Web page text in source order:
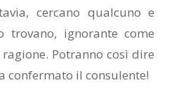
cercano qualcuno e
ignorante come
Potranno così dire
confermato il consulente!